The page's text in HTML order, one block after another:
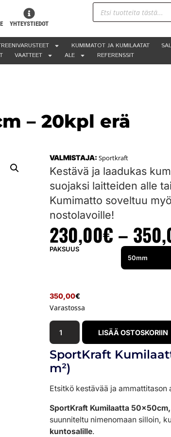
YHTEYSTIEDOT
KUMIMATOT JA KUMILAATAT
VAATTEET ALE REFERENSSIT
– 20kpl erä
VALMISTAJA: Sportkraft
Kestävä ja laadukas
suojaksi laitteiden alle
Kumimatto soveltuu
nostolavoille!
230,00€ –
PAKSUUS
350,00€
Varastossa
LISÄÄ OSTOSKORIIN
SportKraft
m²)
Etsitkö kestävää ja
SportKraft Kumilaatta
suunniteltu nimenomaan silloin,
kuntosalille.